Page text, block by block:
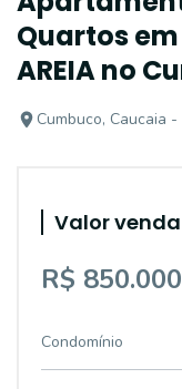
Quartos
AREIA no
Cumbuco, Caucaia -
Valor venda
R$
Condomínio